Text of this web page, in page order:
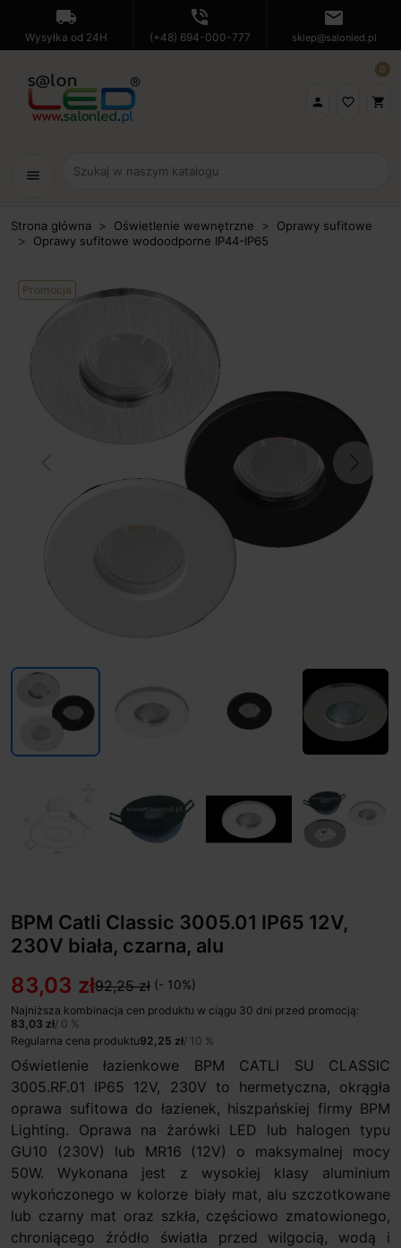
local_shipping
Wysyłka od 24H
phone_in_talk
(+48) 694-000-777
mail
sklep@salonled.pl
 favorite_border shopping_cart
0
menu
Strona główna Oświetlenie wewnętrzne
Oprawy sufitowe
Oprawy sufitowe wodoodporne IP44-IP65
Promocja
BPM Catli Classic 3005.01 IP65 12V,
230V biała, czarna, alu
83,03 zł92,25 zł (- 10%)
Najniższa kombinacja cen produktu w ciągu 30 dni przed promocją:
83,03 zł/ 0 %
Regularna cena produktu92,25 zł/ 10 %
Oświetlenie łazienkowe BPM CATLI SU CLASSIC
3005.RF.01 IP65 12V, 230V to hermetyczna, okrągła
oprawa sufitowa do łazienek, hiszpańskiej firmy BPM
Lighting. Oprawa na żarówki LED lub halogen typu
GU10 (230V) lub MR16 (12V) o maksymalnej mocy
50W. Wykonana jest z wysokiej klasy aluminium
wykończonego w kolorze biały mat, alu szczotkowane
lub czarny mat oraz szkła, częściowo zmatowionego,
chroniącego źródło światła przed wilgocią, wodą i